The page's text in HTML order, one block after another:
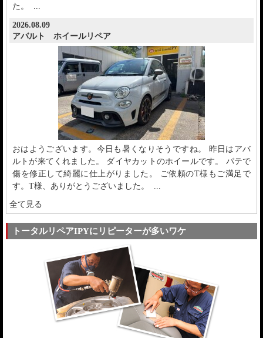
た。 ...
2026.08.09
アバルト ホイールリペア
おはようございます。今日も暑くなりそうですね。 昨日はアバ
ルトが来てくれました。 ダイヤカットのホイールです。 パテで
傷を修正して綺麗に仕上がりました。 ご依頼のT様もご満足で
す。T様、ありがとうございました。 ...
全て見る
トータルリペアIPYにリピーターが多いワケ